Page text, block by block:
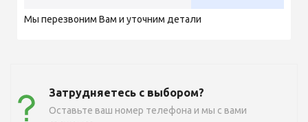
Мы перезвоним Вам и уточним детали
Затрудняетесь с выбором?
Оставьте ваш номер телефона и мы с вами